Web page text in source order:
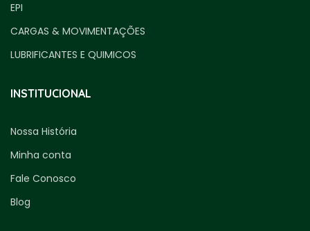
EPI
CARGAS & MOVIMENTAÇÕES
LUBRIFICANTES E QUIMICOS
INSTITUCIONAL
Nossa História
Minha conta
Fale Conosco
Blog